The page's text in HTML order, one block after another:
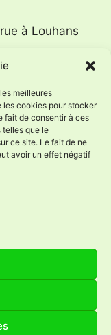
meilleures
les cookies pour stocker
fait de consentir à ces
telles que le
ce site. Le fait de ne
avoir un effet négatif
à Louhans